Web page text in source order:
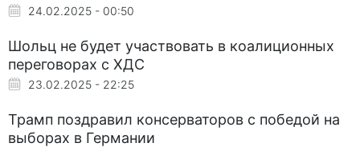
24.02.2025 - 00:50
Шольц не будет участвовать в коалиционных
переговорах с ХДС
23.02.2025 - 22:25
Трамп поздравил консерваторов с победой на
выборах в Германии